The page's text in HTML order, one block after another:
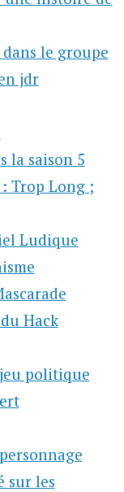
le groupe
jdr
la saison 5
Trop Long ;
Ludique
Hack
politique
sur les